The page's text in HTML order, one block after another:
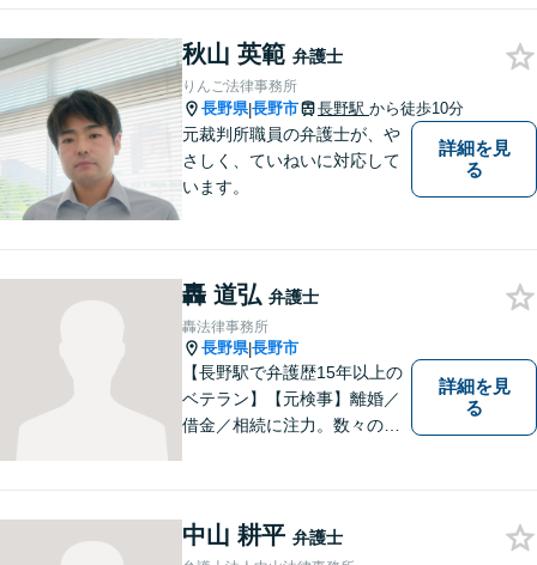
秋山 英範 弁護士
りんご法律事務所
長野県|長野市 長野駅 から徒歩10分
元裁判所職員の弁護士が、や
さしく、ていねいに対応して
います。
詳細を見
る
轟 道弘 弁護士
轟法律事務所
長野県|長野市
【長野駅で弁護歴15年以上の
ベテラン】【元検事】離婚／
借金／相続に注力。数々の実
勢に合わせ、日々知見をアッ
プデートしながら事件に取り
詳細を見
る
中山 耕平 弁護士